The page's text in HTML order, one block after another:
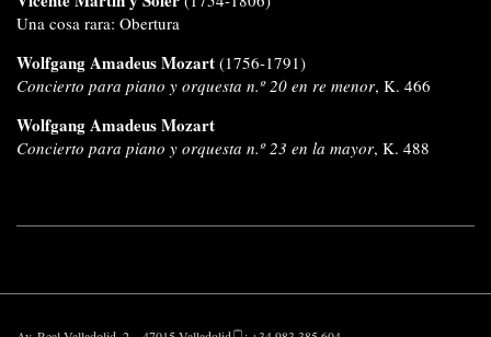
Una cosa rara: Obertura
Wolfgang Amadeus Mozart (1756-1791)
Concierto para piano y orquesta n.º 20 en re menor, K. 466
Wolfgang Amadeus Mozart
Concierto para piano y orquesta n.º 23 en la mayor, K. 488